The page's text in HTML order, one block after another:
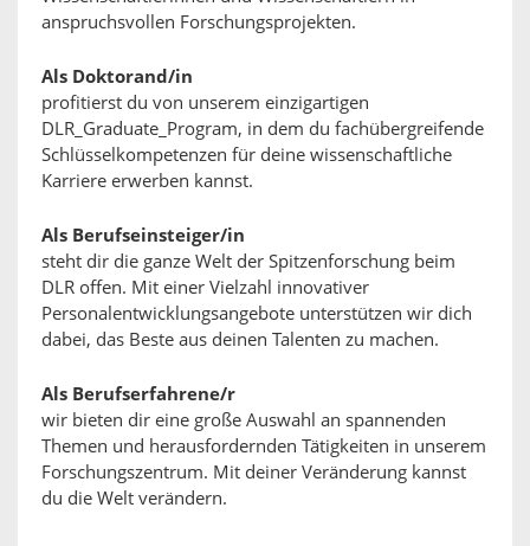
anspruchsvollen Forschungsprojekten.
Als Doktorand/in
profitierst du von unserem einzigartigen
DLR_Graduate_Program, in dem du fachübergreifende
Schlüsselkompetenzen für deine wissenschaftliche
Karriere erwerben kannst.
Als Berufseinsteiger/in
steht dir die ganze Welt der Spitzenforschung beim
DLR offen. Mit einer Vielzahl innovativer
Personalentwicklungsangebote unterstützen wir dich
dabei, das Beste aus deinen Talenten zu machen.
Als Berufserfahrene/r
wir bieten dir eine große Auswahl an spannenden
Themen und herausfordernden Tätigkeiten in unserem
Forschungszentrum. Mit deiner Veränderung kannst
du die Welt verändern.